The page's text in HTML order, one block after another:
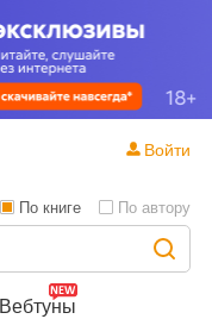
Вебтуны
По книге По автору
Войти